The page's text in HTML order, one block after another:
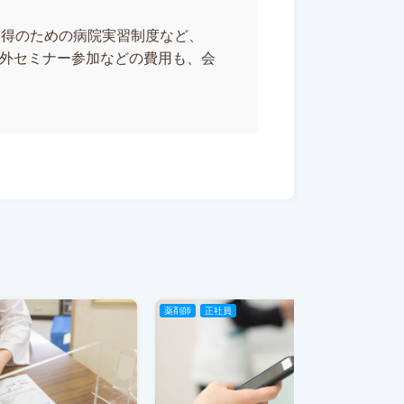
のための病院実習制度など、
セミナー参加などの費用も、会
薬剤師 正社員